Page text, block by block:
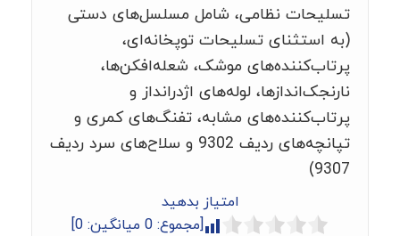
خدمات رایگان دیگر
تسلیحات نظامی، شامل مسلسل‌های دستی
(به استثنای تسلیحات توپخانه‌ای،
پرتاب‌کننده‌های موشک، شعله‌افکن‌ها،
نارنجک‌اندازها، لوله‌های اژدرانداز و
پرتاب‌کننده‌های مشابه، تفنگ‌های کمری و
تپانچه‌های ردیف 9302 و سلاح‌های سرد ردیف
9307)
امتیاز بدهید
[مجموع: 0 میانگین: 0
]